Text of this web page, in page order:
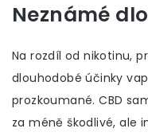
Neznámé
Na rozdíl od nikotinu,
dlouhodobé účinky
prozkoumané. CBD
za méně škodlivé, ale